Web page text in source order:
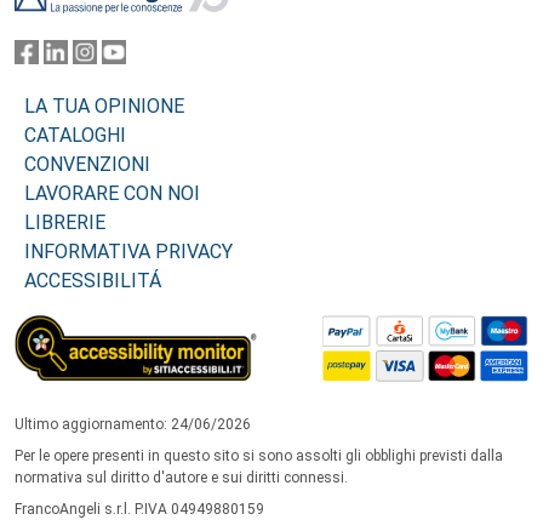
LA TUA OPINIONE
CATALOGHI
CONVENZIONI
LAVORARE CON NOI
LIBRERIE
INFORMATIVA PRIVACY
ACCESSIBILITÁ
Ultimo aggiornamento: 24/06/2026
Per le opere presenti in questo sito si sono assolti gli obblighi previsti dalla
normativa sul diritto d'autore e sui diritti connessi.
FrancoAngeli s.r.l. P.IVA 04949880159